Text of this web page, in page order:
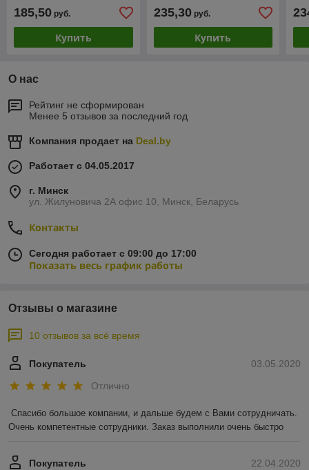
185,50 руб.
Купить
235,30руб.
Купить
О нас
Рейтинг не сформирован
Менее 5 отзывов за последний год
Компания продает на Deal.by
Работает с 04.05.2017
г. Минск
ул. Жилуновича 2А офис 10, Минск, Беларусь
Контакты
Сегодня работает с 09:00 до 17:00
Показать весь график работы
Отзывы о магазине
10 отзывов за всё время
03.05.2020
Покупатель
Отлично
Спасибо большое компании, и дальше будем с Вами сотрудничать.
Очень компетентные сотрудники. Заказ выполнили очень быстро
22.04.2020
Покупатель